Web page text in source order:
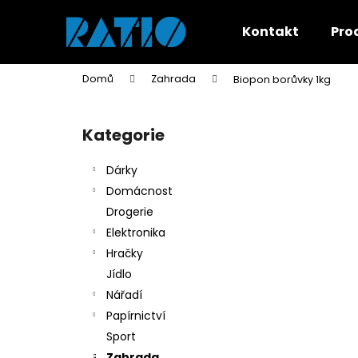
Kontakt
Domů Zahrada Biopon borůvky 1kg
Přeskočit
kategorie
Kategorie
Dárky
Domácnost
Drogerie
Elektronika
Hračky
Jídlo
Nářadí
Papírnictví
Sport
í
Zpět
do
obchodu
Zpět
do
obchodu